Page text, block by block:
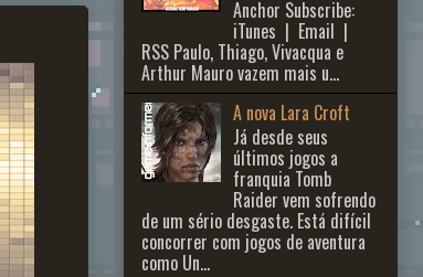
Anchor Subscribe:
iTunes | Email |
RSS Paulo, Thiago, Vivacqua e
Arthur Mauro vazem mais u...
A nova Lara Croft
Já desde seus
últimos jogos a
franquia Tomb
Raider vem sofrendo
de um sério desgaste. Está difícil
concorrer com jogos de aventura
como Un...